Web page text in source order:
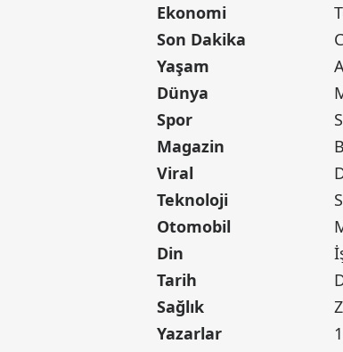
Ekonomi
Son Dakika
Yaşam
Dünya
Spor
Magazin
Viral
Teknoloji
Otomobil
Din
Tarih
Sağlık
Yazarlar